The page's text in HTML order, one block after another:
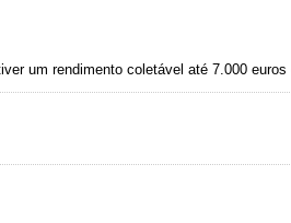
um rendimento coletável até 7.000 euros